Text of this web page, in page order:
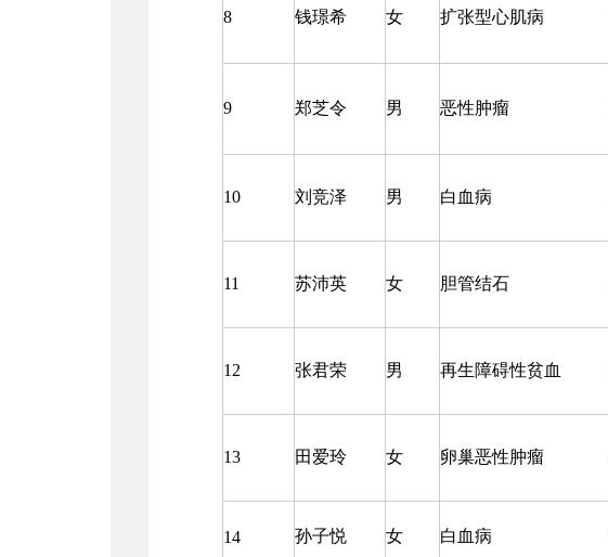
8 钱璟希 女 扩张型心肌病
9 郑芝令 男 恶性肿瘤
10 刘竞泽 男 白血病
11 苏沛英 女 胆管结石
12 张君荣 男 再生障碍性贫血
13 田爱玲 女 卵巢恶性肿瘤
14 孙子悦 女 白血病